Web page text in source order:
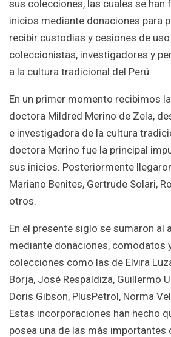
sus colecciones, las cuales se han
inicios mediante donaciones para
recibir custodias y cesiones de
coleccionistas, investigadores y
a la cultura tradicional del Perú.
En un primer momento recibimos
doctora Mildred Merino de Zela,
e investigadora de la cultura
doctora Merino fue la principal
sus inicios. Posteriormente
Mariano Benites, Gertrude Solari,
otros.
En el presente siglo se sumaron al
mediante donaciones, comodatos
colecciones como las de Elvira
Borja, José Respaldiza, Guillermo
Doris Gibson, PlusPetrol, Norma
Estas incorporaciones han hecho
posea una de las más importantes